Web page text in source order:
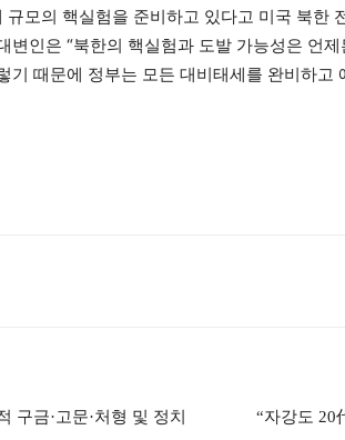
규모의 핵실험을 준비하고 있다고 미국 북한
변인은 “북한의 핵실험과 도발 가능성은 언
기 때문에 정부는 모든 대비태세를 완비하고
구금·고문·처형 및 정치
“자강도 20